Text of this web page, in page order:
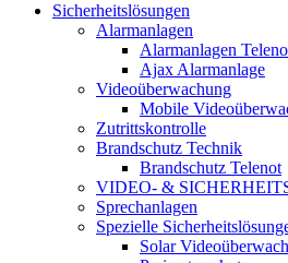
Sicherheitslösungen
Alarmanlagen
Alarmanlagen
Ajax Alarmanlage
Videoüberwachung
Mobile
Zutrittskontrolle
Brandschutz Technik
Brandschutz Telenot
VIDEO- &
Sprechanlagen
Spezielle
Solar